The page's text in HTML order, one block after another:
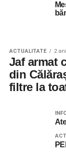
ACTUALITATE 2
Jaf armat
din
filtre la